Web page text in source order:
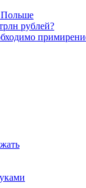
Польше
рублей?